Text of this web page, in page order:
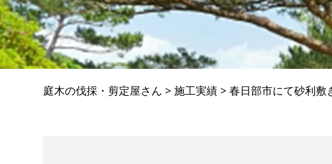
庭木の伐採・剪定屋さん > 施工実績 > 春日部市にて砂利敷